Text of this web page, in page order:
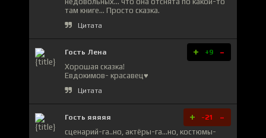
там книге... Просто сказка.
Цитата
Гость Лена + +9 -
Хорошая сказка!
Евдокимов- красавец♥️
Цитата
Гость яяяяя + -21 -
сценарий-га..но, актёры-га...но, костюмы-